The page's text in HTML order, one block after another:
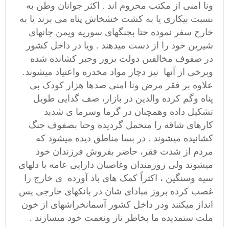
ونا امنی از مکتب محروم اند . اکثر جوانان وطن به
نسبت بیکاری یا به کشت خشخاش پناه می برند یا به
خارج سفر نموده حتا بجنگهای سوریه ویمن جانهای
شیرین خود را از دست میدهند . ویا در داخل کشور
در صفوف مخالفین دولت بزور وجبر کشانده شده
وبرخی از آنها نیز دچار مواد مخدره واعتیاد میشوند.
علاوه بر فقر مرض ونا امنی صدها هزار کودک بی
پناه وگم کرده والدین در بازار، صف گدایی طویل
تشکیل داده وهمچنان در گرما وسرما ی شدید
کارهای شاقه را متحمل گردیده وحتا بصفوف جنگ
کشانیده میشوند . در بسا مناطق دیده میشود که
مردم از شدت فقر، حاضر بفروش فرزندان خود
میشوند ولی زورمندان وغاصبان دارایی عامه با دلهای
سیه وسنگین ، اکثراً کمک های باد آورده ی خارج را
غصب کرده بروز مبادای شان در بانکهای خارجی پس
انداز میکنند ودر داخل کشور آسمانخراشهای از خون
ملت ستمدیده ما بخاطر ناز ونعمت خود میسازند .